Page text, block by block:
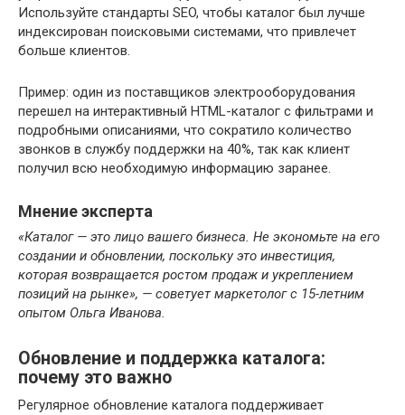
Используйте стандарты SEO, чтобы каталог был лучше
индексирован поисковыми системами, что привлечет
больше клиентов.
Пример: один из поставщиков электрооборудования
перешел на интерактивный HTML-каталог с фильтрами и
подробными описаниями, что сократило количество
звонков в службу поддержки на 40%, так как клиент
получил всю необходимую информацию заранее.
Мнение эксперта
«Каталог — это лицо вашего бизнеса. Не экономьте на его
создании и обновлении, поскольку это инвестиция,
которая возвращается ростом продаж и укреплением
позиций на рынке», — советует маркетолог с 15-летним
опытом Ольга Иванова.
Обновление и поддержка каталога:
почему это важно
Регулярное обновление каталога поддерживает